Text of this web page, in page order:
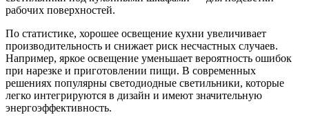
рабочих поверхностей.
По статистике, хорошее освещение кухни увеличивает
производительность и снижает риск несчастных случаев.
Например, яркое освещение уменьшает вероятность ошибок
при нарезке и приготовлении пищи. В современных
решениях популярны светодиодные светильники, которые
легко интегрируются в дизайн и имеют значительную
энергоэффективность.